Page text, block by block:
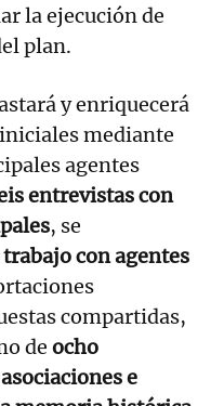
la ejecución de
plan.
y enriquecerá
mediante
agentes
entrevistas con
, se
con agentes
compartidas,
de ocho
e